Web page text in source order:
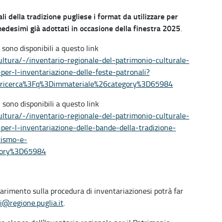
della tradizione pugliese i format da utilizzare per
già adottati in occasione della finestra 2025.
sono disponibili a questo link
inventario-regionale-del-patrimonio-culturale-
l-inventariazione-delle-feste-patronali?
sono disponibili a questo link
inventario-regionale-del-patrimonio-culturale-
l-inventariazione-delle-bande-della-tradizione-
e-
sulla procedura di inventariazionesi potrà far
.